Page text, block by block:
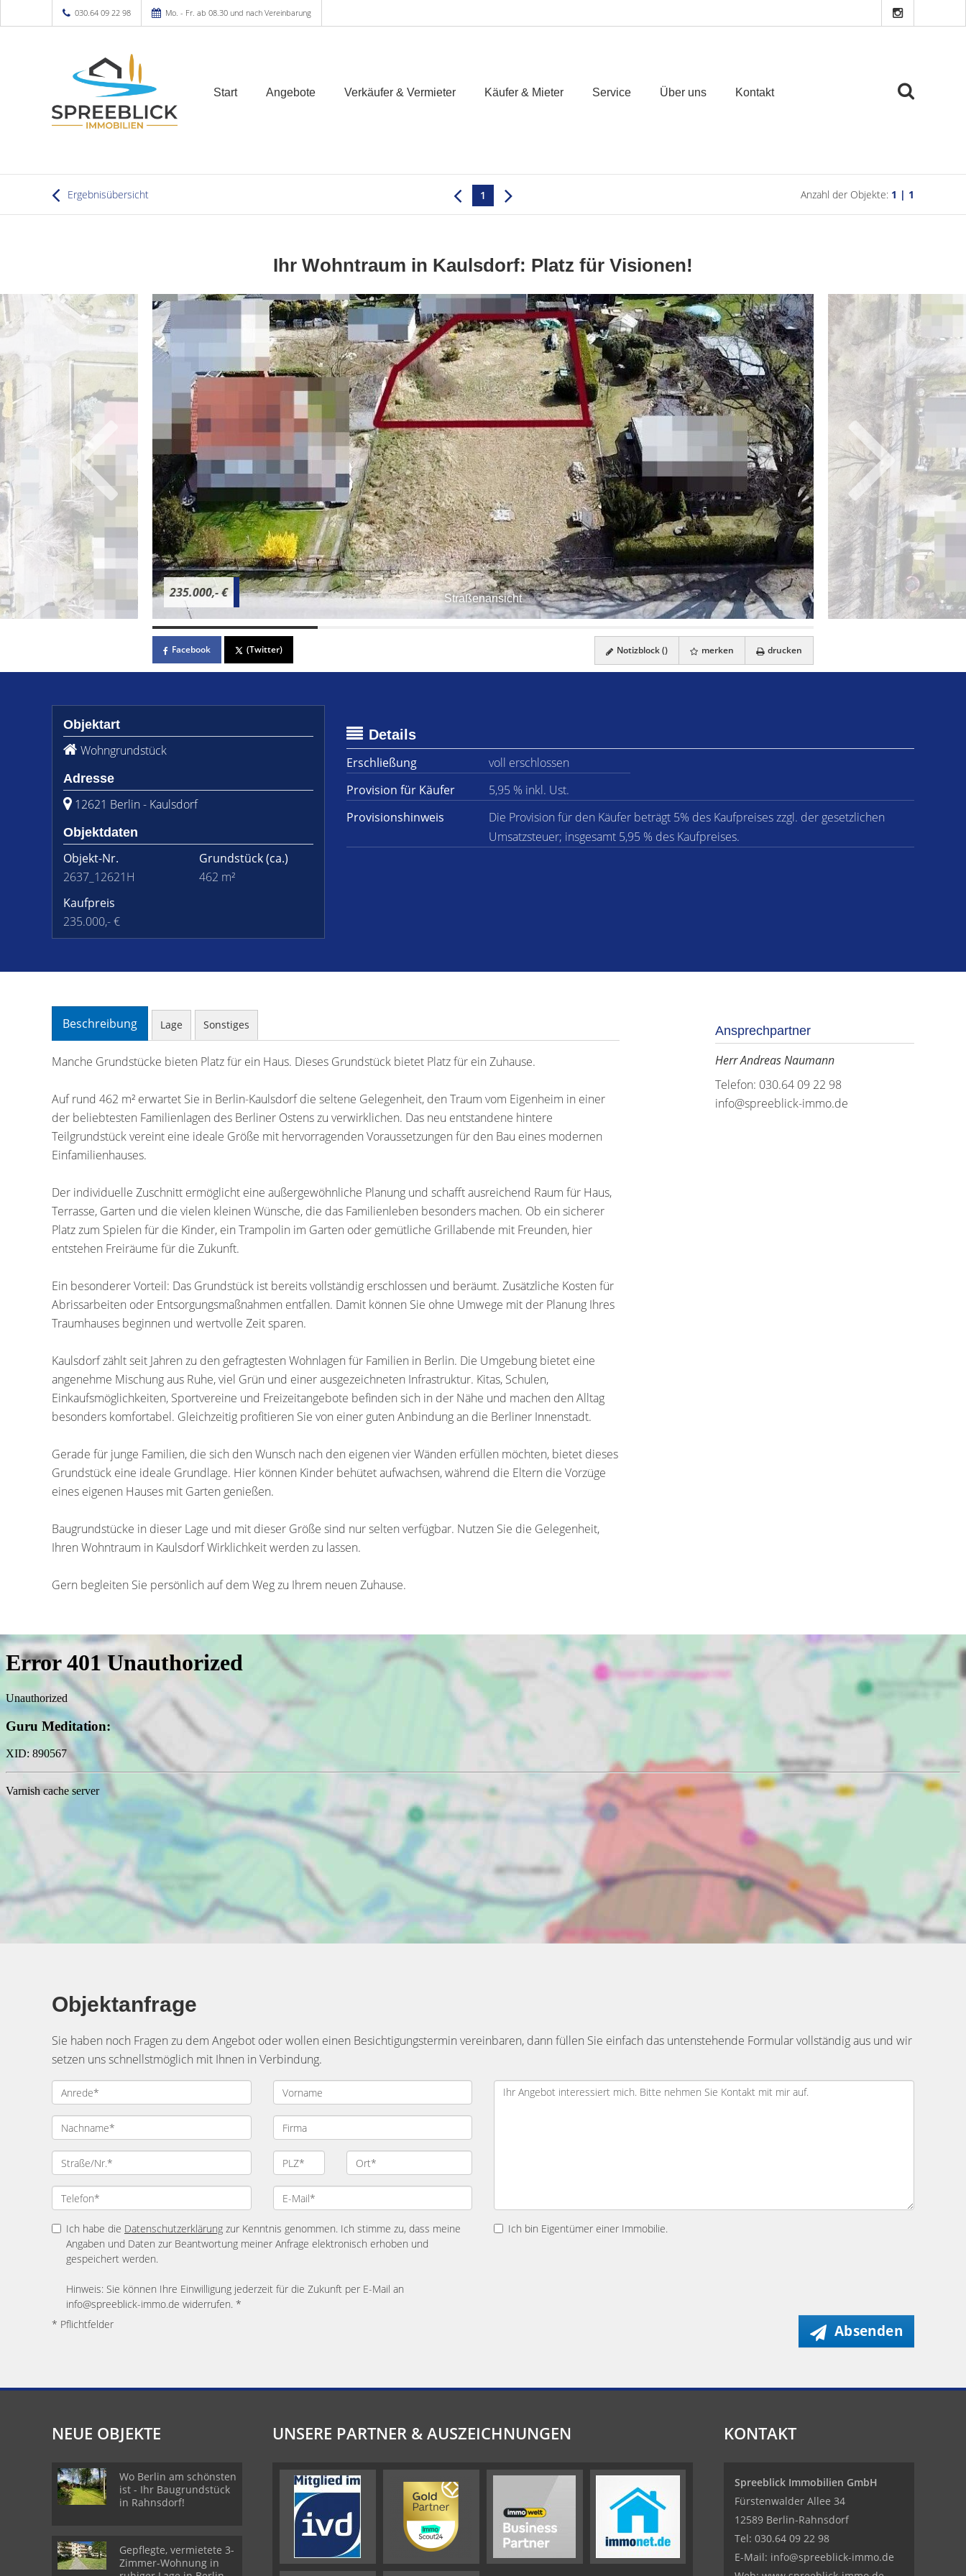
030.64 09 22 98 Mo. - Fr. ab 08.30 und nach Vereinbarung
Start Angebote Verkäufer & Vermieter Käufer & Mieter Service Über uns Kontakt
Ergebnisübersicht 1 Anzahl der Objekte: 1 | 1
Ihr Wohntraum in Kaulsdorf: Platz für Visionen!
Straßenansicht
235.000,- €
Facebook (Twitter) Notizblock () merken drucken
Objektart
Wohngrundstück
Adresse
12621 Berlin - Kaulsdorf
Objektdaten
Objekt-Nr.
2637_12621H
Grundstück(ca.)
462 m²
Kaufpreis
235.000,- €
Details
Erschließung
voll erschlossen
Provision für Käufer
5,95 % inkl. Ust.
Provisionshinweis
Die Provision für den Käufer beträgt 5% des Kaufpreises zzgl. der gesetzlichen
Umsatzsteuer; insgesamt 5,95 % des Kaufpreises.
Beschreibung Lage Sonstiges
Manche Grundstücke bieten Platz für ein Haus. Dieses Grundstück bietet Platz für ein Zuhause.
Auf rund 462 m² erwartet Sie in Berlin-Kaulsdorf die seltene Gelegenheit, den Traum vom Eigenheim in einer
der beliebtesten Familienlagen des Berliner Ostens zu verwirklichen. Das neu entstandene hintere
Teilgrundstück vereint eine ideale Größe mit hervorragenden Voraussetzungen für den Bau eines modernen
Einfamilienhauses.
Der individuelle Zuschnitt ermöglicht eine außergewöhnliche Planung und schafft ausreichend Raum für Haus,
Terrasse, Garten und die vielen kleinen Wünsche, die das Familienleben besonders machen. Ob ein sicherer
Platz zum Spielen für die Kinder, ein Trampolin im Garten oder gemütliche Grillabende mit Freunden, hier
entstehen Freiräume für die Zukunft.
Ein besonderer Vorteil: Das Grundstück ist bereits vollständig erschlossen und beräumt. Zusätzliche Kosten für
Abrissarbeiten oder Entsorgungsmaßnahmen entfallen. Damit können Sie ohne Umwege mit der Planung Ihres
Traumhauses beginnen und wertvolle Zeit sparen.
Kaulsdorf zählt seit Jahren zu den gefragtesten Wohnlagen für Familien in Berlin. Die Umgebung bietet eine
angenehme Mischung aus Ruhe, viel Grün und einer ausgezeichneten Infrastruktur. Kitas, Schulen,
Einkaufsmöglichkeiten, Sportvereine und Freizeitangebote befinden sich in der Nähe und machen den Alltag
besonders komfortabel. Gleichzeitig profitieren Sie von einer guten Anbindung an die Berliner Innenstadt.
Gerade für junge Familien, die sich den Wunsch nach den eigenen vier Wänden erfüllen möchten, bietet dieses
Grundstück eine ideale Grundlage. Hier können Kinder behütet aufwachsen, während die Eltern die Vorzüge
eines eigenen Hauses mit Garten genießen.
Baugrundstücke in dieser Lage und mit dieser Größe sind nur selten verfügbar. Nutzen Sie die Gelegenheit,
Ihren Wohntraum in Kaulsdorf Wirklichkeit werden zu lassen.
Gern begleiten Sie persönlich auf dem Weg zu Ihrem neuen Zuhause.
Ansprechpartner
Herr Andreas Naumann
Telefon: 030.64 09 22 98
info@spreeblick-immo.de
Objektanfrage
Sie haben noch Fragen zu dem Angebot oder wollen einen Besichtigungstermin vereinbaren, dann füllen Sie einfach das untenstehende Formular vollständig aus und wir
setzen uns schnellstmöglich mit Ihnen in Verbindung.
Ich habe die Datenschutzerklärung zur Kenntnis genommen. Ich stimme zu, dass meine
Angaben und Daten zur Beantwortung meiner Anfrage elektronisch erhoben und
gespeichert werden.
Hinweis: Sie können Ihre Einwilligung jederzeit für die Zukunft per E-Mail an
info@spreeblick-immo.de widerrufen. *
Ich bin Eigentümer einer Immobilie.
* Pflichtfelder Absenden
NEUE OBJEKTE
Wo Berlin am schönsten
ist - Ihr Baugrundstück
in Rahnsdorf!
Gepflegte, vermietete 3-
Zimmer-Wohnung in
UNSERE PARTNER & AUSZEICHNUNGEN KONTAKT
Spreeblick Immobilien GmbH
Fürstenwalder Allee 34
12589 Berlin-Rahnsdorf
Tel: 030.64 09 22 98
E-Mail: info@spreeblick-immo.de